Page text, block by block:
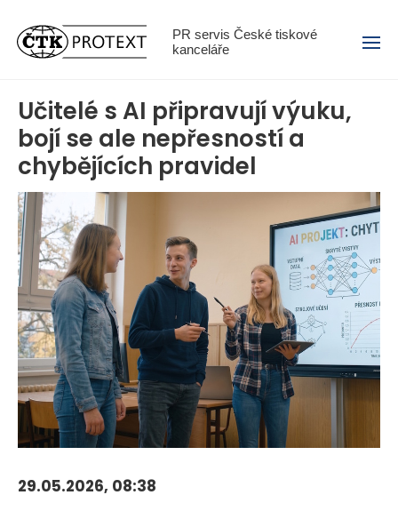
PR servis České tiskové
kanceláře
Menu
Učitelé s AI připravují výuku,
bojí se ale nepřesností a
chybějících pravidel
29.05.2026, 08:38